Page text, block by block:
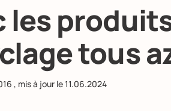
les
tous
, mis à jour le11.06.2024